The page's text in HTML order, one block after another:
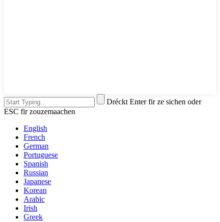
Dréckt Enter fir ze sichen oder
ESC fir zouzemaachen
English
French
German
Portuguese
Spanish
Russian
Japanese
Korean
Arabic
Irish
Greek